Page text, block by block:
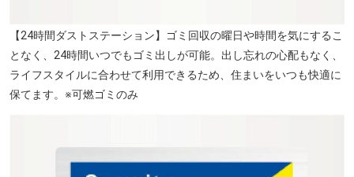
大垣市立図書館 徒歩9分
【24時間ダストステーション】ゴミ回収の曜日や時間を気にするこ
となく、24時間いつでもゴミ出しが可能。出し忘れの心配もなく、
ライフスタイルに合わせて利用できるため、住まいをいつも快適に
保てます。※可燃ゴミのみ